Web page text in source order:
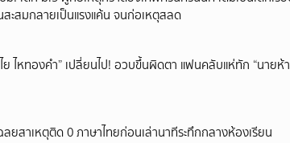
ะสมกลายเป็นแรงแค้น จนก่อเหตุสลด
ย ไหทองคำ” เปลี่ยนไป! อวบขึ้นผิดตา แฟนคลับแห่ทัก “นายห้
ยสาเหตุติด 0 ภาษาไทยก่อนเล่านาทีระทึกกลางห้องเรียน